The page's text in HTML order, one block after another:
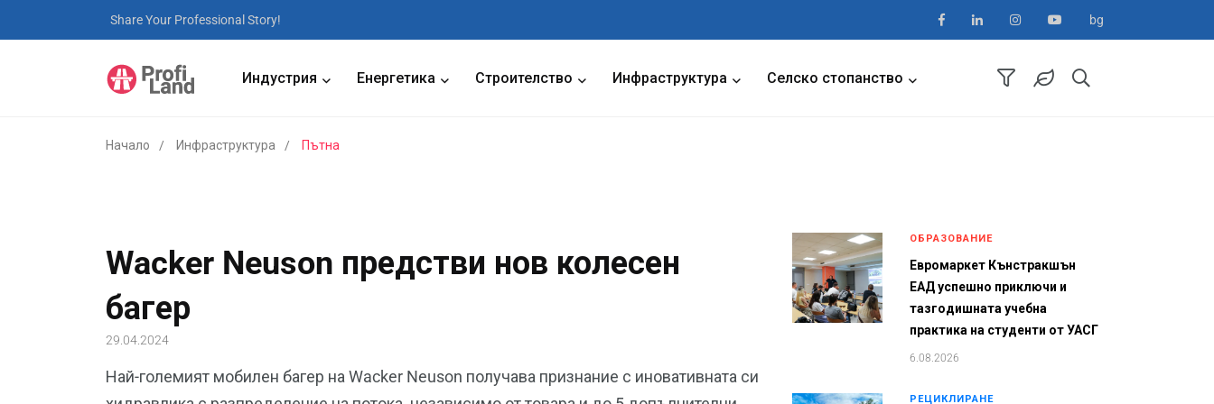
Share Your Professional Story! bg
Индустрия Енергетика Строителство Инфраструктура Селско стопанство
Начало Инфраструктура Пътна
Wacker Neuson предстви нов колесен
багер
29.04.2024
Най-големият мобилен багер на Wacker Neuson получава признание с иновативната си
ОБРАЗОВАНИЕ
Евромаркет Кънстракшън
ЕАД успешно приключи и
тазгодишната учебна
практика на студенти от УАСГ
6.08.2026
РЕЦИКЛИРАНЕ